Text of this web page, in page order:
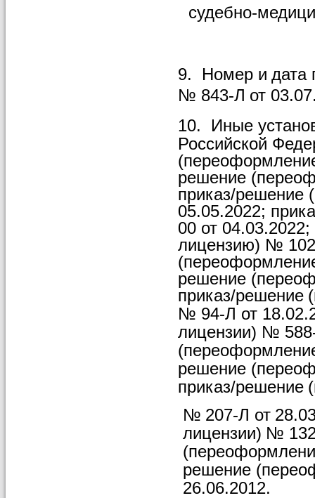
судебно-
9. Номер и дата
№ 843-Л от
10.
Иные
Российской
решение
приказ/решение
05.05.2022;
00 от
лицензию) №
решение
приказ/решение
№ 94-Л от
лицензии) №
решение
приказ/решение
№ 207-Л от
лицензии) №
решение
26.06.2012.